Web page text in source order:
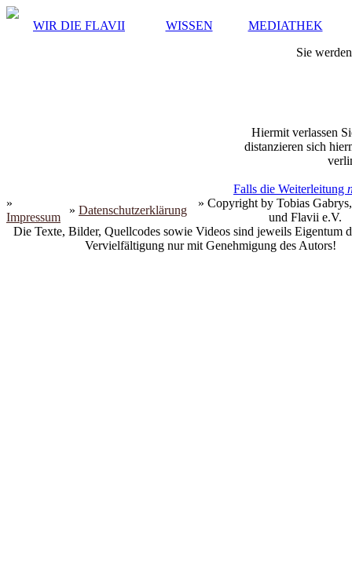
WIR DIE FLAVII WISSEN
MEDIATHEK
Sie
Hiermit verlassen
distanzieren sich
Falls die Weiterleitung
»
Impressum
» Datenschutzerklärung
» Copyright by Tobias
und Flavii e.V.
Die Texte, Bilder, Quellcodes sowie Videos sind jeweils Eigentum
Vervielfältigung nur mit Genehmigung des Autors!